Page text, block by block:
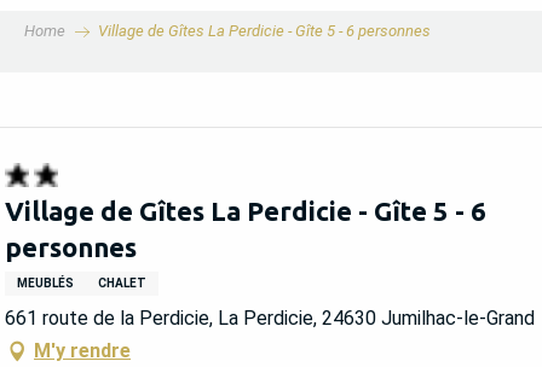
Home Village de Gîtes La Perdicie - Gîte 5 - 6 personnes
Village de Gîtes La Perdicie - Gîte 5 - 6
personnes
MEUBLÉS CHALET
661 route de la Perdicie, La Perdicie, 24630 Jumilhac-le-Grand
M'y rendre